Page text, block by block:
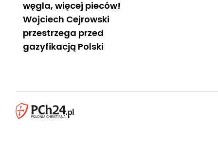
węgla, więcej pieców!
Wojciech Cejrowski
przestrzega przed
gazyfikacją Polski